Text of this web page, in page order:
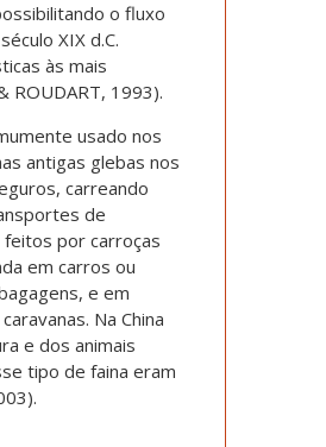
o fluxo
XIX d.C.
às mais
ROUDART, 1993).
usado nos
antigas glebas nos
carreando
de
por carroças
em carros ou
e em
Na China
e dos animais
tipo de faina eram